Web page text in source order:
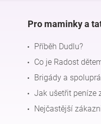
Pro maminky a
Příběh Dudlu?
Co je Radost
Brigády a
Jak ušetřit peníze
Nejčastější